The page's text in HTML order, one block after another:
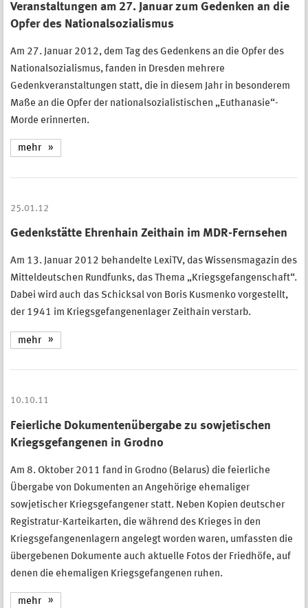
Veranstaltungen am 27. Januar zum Gedenken an die
Opfer des Nationalsozialismus
Am 27. Januar 2012, dem Tag des Gedenkens an die Opfer des
Nationalsozialismus, fanden in Dresden mehrere
Gedenkveranstaltungen statt, die in diesem Jahr in besonderem
Maße an die Opfer der nationalsozialistischen „Euthanasie“-
Morde erinnerten.
mehr
25.01.12
Gedenkstätte Ehrenhain Zeithain im MDR-Fernsehen
Am 13. Januar 2012 behandelte LexiTV, das Wissensmagazin des
Mitteldeutschen Rundfunks, das Thema „Kriegsgefangenschaft“.
Dabei wird auch das Schicksal von Boris Kusmenko vorgestellt,
der 1941 im Kriegsgefangenenlager Zeithain verstarb.
mehr
10.10.11
Feierliche Dokumentenübergabe zu sowjetischen
Kriegsgefangenen in Grodno
Am 8. Oktober 2011 fand in Grodno (Belarus) die feierliche
Übergabe von Dokumenten an Angehörige ehemaliger
sowjetischer Kriegsgefangener statt. Neben Kopien deutscher
Registratur-Karteikarten, die während des Krieges in den
Kriegsgefangenenlagern angelegt worden waren, umfassten die
übergebenen Dokumente auch aktuelle Fotos der Friedhöfe, auf
denen die ehemaligen Kriegsgefangenen ruhen.
mehr